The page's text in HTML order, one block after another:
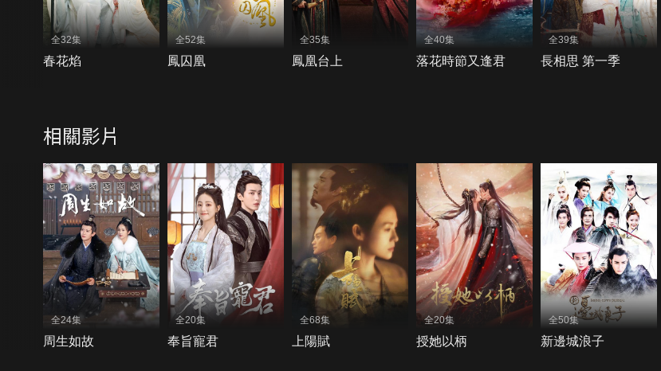
全32集
春花焰
全52集
鳳囚凰
全35集
鳳凰台上
全40集
落花時節又逢君
全39集
長相思 第一季
相關影片
全24集
周生如故
全20集
奉旨寵君
全68集
上陽賦
全20集
授她以柄
全50集
新邊城浪子